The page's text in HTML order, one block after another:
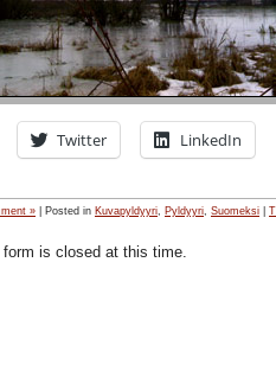
Twitter LinkedIn
» | Posted in Kuvapyldyyri Pyldyyri Suomeksi
is closed at this time.